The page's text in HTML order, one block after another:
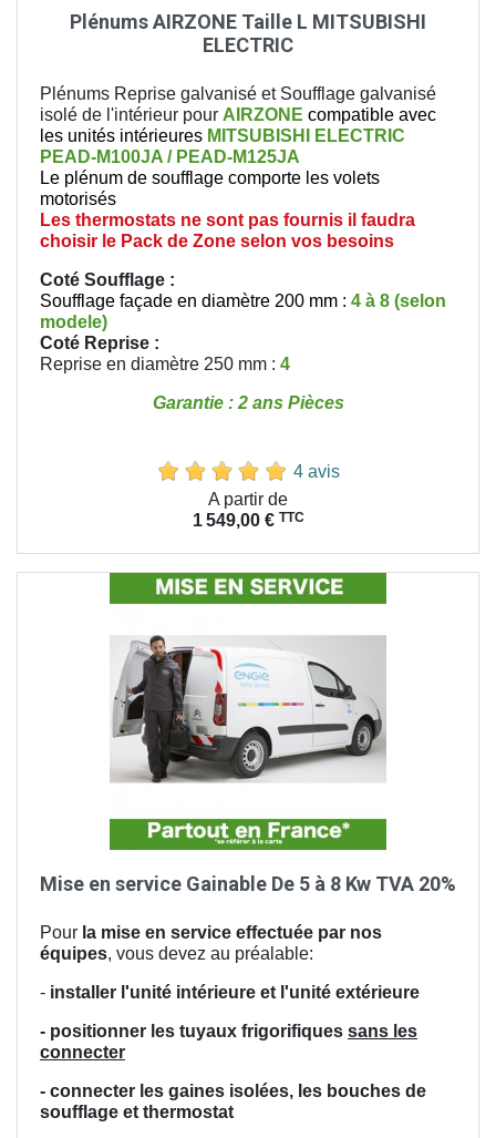
Plénums AIRZONE Taille L MITSUBISHI
ELECTRIC
Plénums Reprise galvanisé et Soufflage galvanisé
isolé de l'intérieur pour AIRZONE compatible avec
les unités intérieures MITSUBISHI ELECTRIC
PEAD-M100JA / PEAD-M125JA
Le plénum de soufflage comporte les volets
motorisés
Les thermostats ne sont pas fournis il faudra
choisir le Pack de Zone selon vos besoins
Coté Soufflage :
Soufflage façade en diamètre 200 mm : 4 à 8 (selon
modele)
Coté Reprise :
Reprise en diamètre 250 mm : 4
Garantie : 2 ans Pièces
4 avis
A partir de
1 549,00 € TTC
Mise en service Gainable De 5 à 8 Kw TVA 20%
Pour la mise en service effectuée par nos
équipes, vous devez au préalable:
- installer l'unité intérieure et l'unité extérieure
- positionner les tuyaux frigorifiques sans les
connecter
- connecter les gaines isolées, les bouches de
soufflage et thermostat